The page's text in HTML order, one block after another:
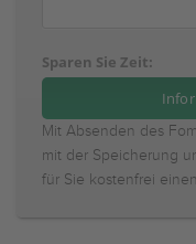
Sparen Sie Zeit:
Mit Absenden des
mit der Speicherung
für Sie kostenfrei